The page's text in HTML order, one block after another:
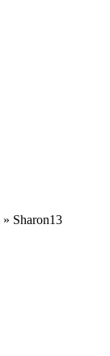
» Sharon13